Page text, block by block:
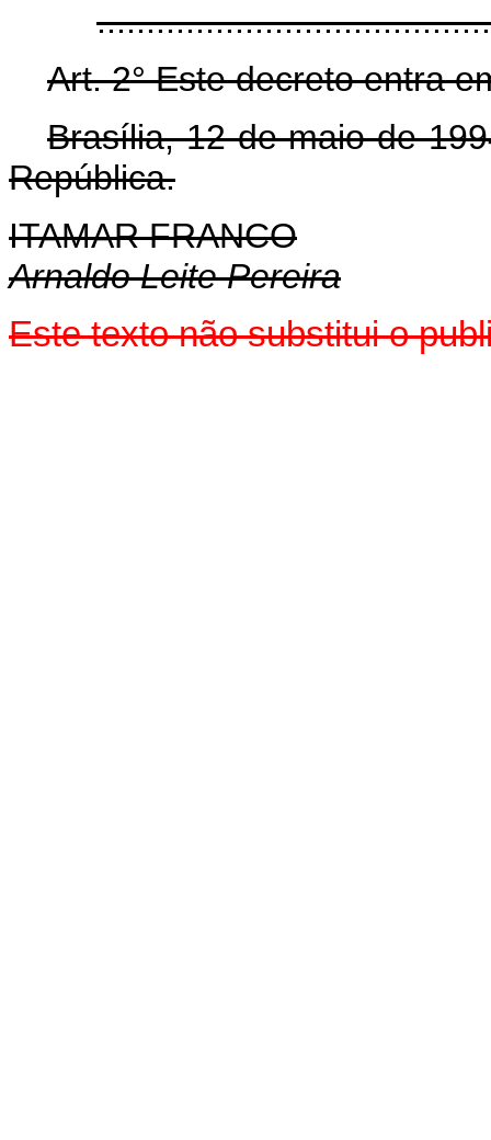
Art. 2° Este decreto entra
Brasília, 12 de maio de
República.
ITAMAR FRANCO
Arnaldo Leite Pereira
Este texto não substitui o